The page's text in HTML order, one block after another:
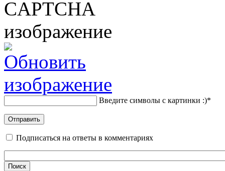
Введите символы с картинки :)*
Подписаться на ответы в комментариях